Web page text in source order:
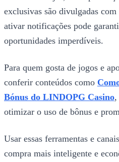
exclusivas são divulgadas
ativar notificações pode
oportunidades imperdíveis.
Para quem gosta de jogos e
conferir conteúdos como
Bónus do LINDOPG Casino,
otimizar o uso de bônus e
Usar essas ferramentas e
compra mais inteligente e